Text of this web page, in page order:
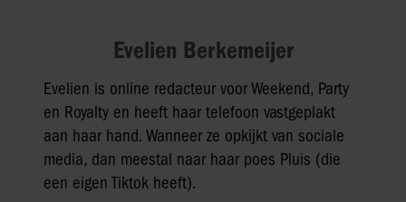
Evelien Berkemeijer
Evelien is online redacteur voor Weekend, Party
en Royalty en heeft haar telefoon vastgeplakt
aan haar hand. Wanneer ze opkijkt van sociale
media, dan meestal naar haar poes Pluis (die
een eigen Tiktok heeft).